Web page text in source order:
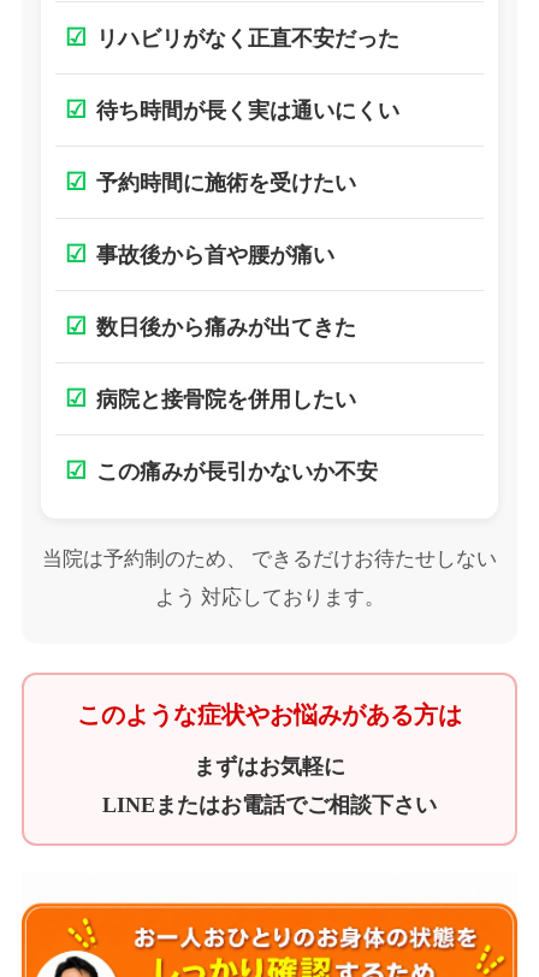
☑ リハビリがなく正直不安だった
☑ 待ち時間が長く実は通いにくい
☑ 予約時間に施術を受けたい
☑ 事故後から首や腰が痛い
☑ 数日後から痛みが出てきた
☑ 病院と接骨院を併用したい
☑ この痛みが長引かないか不安
当院は予約制のため、 できるだけお待たせしない
よう 対応しております。
このような症状やお悩みがある方は
まずはお気軽に
LINEまたはお電話でご相談下さい